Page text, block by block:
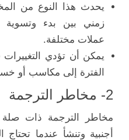
يحدث هذا النوع من
زمني بين بدء وتسوية
عملات مختلفة.
يمكن أن تؤدي
الفترة إلى مكاسب أو
2- مخاطر الترجمة
مخاطر الترجمة ذات صلة
أجنبية وتنشأ عندما تحتاج